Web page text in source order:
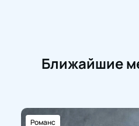
Ближайшие
Романс